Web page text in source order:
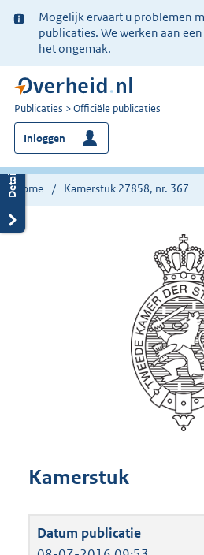
Ter
informatie:
Mogelijk ervaart u problemen
publicaties. We werken aan
het ongemak.
U
bent
nu
hier:
Publicaties Officiële publicaties
Inloggen
Home Kamerstuk 27858, nr. 367
Kamerstuk